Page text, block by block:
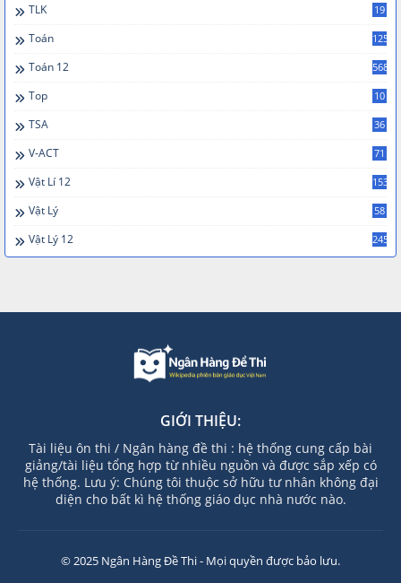
TLK 19
Toán 125
Toán 12 568
Top 10
TSA 36
V-ACT 71
Vật Lí 12 153
Vật Lý 58
Vật Lý 12 245
GIỚI THIỆU:
Tài liệu ôn thi / Ngân hàng đề thi : hệ thống cung cấp bài
giảng/tài liệu tổng hợp từ nhiều nguồn và được sắp xếp có
hệ thống. Lưu ý: Chúng tôi thuộc sở hữu tư nhân không đại
diện cho bất kì hệ thống giáo dục nhà nước nào.
© 2025 Ngân Hàng Đề Thi - Mọi quyền được bảo lưu.